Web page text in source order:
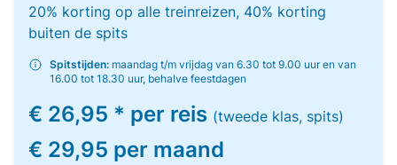
20% korting op alle treinreizen, 40% korting
buiten de spits
Spitstijden: maandag t/m vrijdag van 6.30 tot 9.00 uur en van
16.00 tot 18.30 uur, behalve feestdagen
€ 26,95 * per reis (tweede klas, spits)
€ 29,95 per maand